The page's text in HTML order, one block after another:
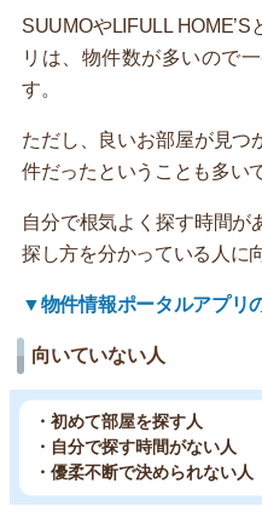
SUUMOやLIFULL
リは、物件数が多いので
す。
ただし、良いお部屋が見つ
件だったということも多い
自分で根気よく探す時間が
探し方を分かっている人に
▼物件情報ポータルアプリ
向いていない人
・初めて部屋を探す人
・自分で探す時間がない人
・優柔不断で決められない人